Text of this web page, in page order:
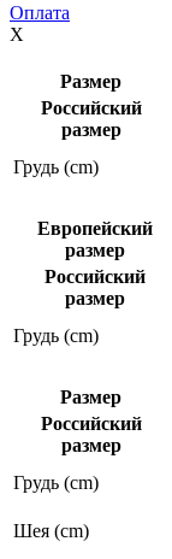
Оплата
X
Размер
Российский
размер
Грудь (cm)
Европейский
размер
Российский
размер
Грудь (cm)
Размер
Российский
размер
Грудь (cm)
Шея (cm)